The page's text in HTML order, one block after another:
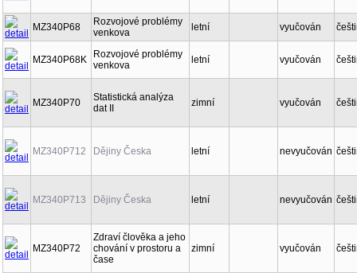
MZ340P68
Rozvojové problémy
venkova
letní vyučován
MZ340P68K
Rozvojové problémy
venkova
letní vyučován
MZ340P70
Statistická analýza
dat II
zimní vyučován
MZ340P712 Dějiny Česka letní nevyučován
MZ340P713 Dějiny Česka letní nevyučován
MZ340P72
Zdraví člověka a jeho
chování v prostoru a
čase
zimní vyučován